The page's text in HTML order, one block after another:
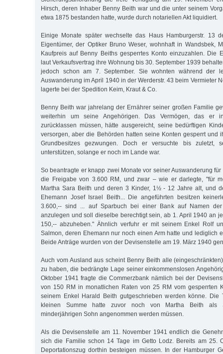
Hirsch, deren Inhaber Benny Beith war und die unter seinem
etwa 1875 bestanden hatte, wurde durch notariellen Akt liquidiert.
Einige Monate später wechselte das Haus Hamburgerstr. 13
Eigentümer, der Optiker Bruno Weser, wohnhaft in Wandsbek,
Kaufpreis auf Benny Beiths gesperrtes Konto einzuzahlen. Die
laut Verkaufsvertrag ihre Wohnung bis 30. September 1939
jedoch schon am 7. September. Sie wohnten während der
Auswanderung im April 1940 in der Werderstr. 43 beim Vermieter
lagerte bei der Spedition Keim, Kraut & Co.
Benny Beith war jahrelang der Ernährer seiner großen Familie
weiterhin um seine Angehörigen. Das Vermögen, das er
zurücklassen müssen, hätte ausgereicht, seine bedürftigen
versorgen, aber die Behörden hatten seine Konten gesperrt und
Grundbesitzes gezwungen. Doch er versuchte bis zuletzt,
unterstützen, solange er noch im Lande war.
So beantragte er knapp zwei Monate vor seiner Auswanderung
die Freigabe von 3.600 RM, und zwar – wie er darlegte, "für
Martha Sara Beith und deren 3 Kinder, 1½ - 12 Jahre alt, und
Ehemann Josef Israel Beith... Die angeführten besitzen
3.600,-- sind ... auf Sparbuch bei einer Bank auf Namen
anzulegen und soll dieselbe berechtigt sein, ab 1. April 1940 an
150,-- abzuheben." Ähnlich verfuhr er mit seinem Enkel Rolf
Salmon, deren Ehemann nur noch einen Arm hatte und lediglich
Beide Anträge wurden von der Devisenstelle am 19. März 1940
Auch vom Ausland aus scheint Benny Beith alle
zu haben, die bedrängte Lage seiner einkommenslosen
Oktober 1941 fragte die Commerzbank nämlich bei der
von 150 RM in monatlichen Raten von 25 RM vom gesperrten
seinem Enkel Harald Beith gutgeschrieben werden könne. Die
kleinen Summe hatte zuvor noch von Martha Beith als
minderjährigen Sohn angenommen werden müssen.
Als die Devisenstelle am 11. November 1941 endlich die
sich die Familie schon 14 Tage im Getto Lodz. Bereits am 25.
Deportationszug dorthin besteigen müssen. In der Hamburger